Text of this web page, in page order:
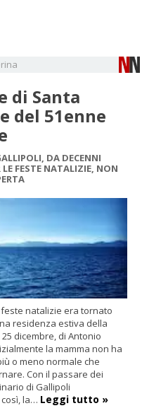
di Santa
del 51enne
DA DECENNI
FESTE NATALIZIE, NON
natalizie era tornato
residenza estiva della
dicembre, di Antonio
la mamma non ha
o meno normale che
Con il passare dei
di Gallipoli
la… Leggi tutto »